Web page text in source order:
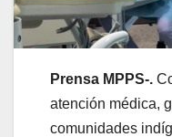
Prensa MPPS-.
atención médica,
comunidades